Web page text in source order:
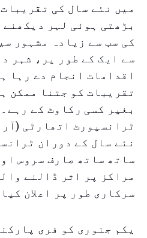
میں نئے سال کی
بڑھتی ہوئی لہر دیکھنے
کی سب سے زیادہ مشہور
سے ایک کے طور پر، شہر
اقدامات انجام دے رہا
تقریبات کو جتنا ممکن
بغیر کسی رکاوٹ کے
نئے سال کے دوران
ساتھ ساتھ صارف سروس
مراکز پر اثر ڈالنے
سرکاری طور پر اعلان کیا
یکم جنوری کو فری